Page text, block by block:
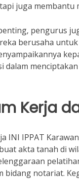
juga membantu
pengurus
berusaha
dalam
Kerja
INI IPPAT
akta tanah di
bidang notariat.